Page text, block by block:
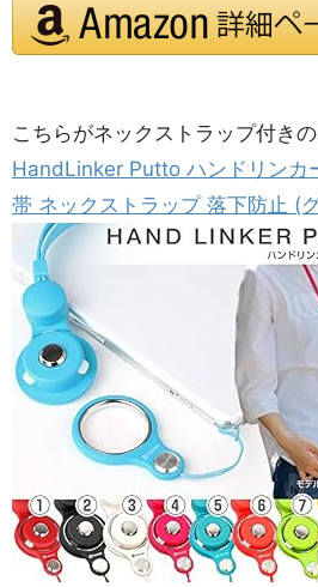
こちらがネックストラップ付きの
HandLinker Putto ハンドリンカ
帯 ネックストラップ 落下防止 (